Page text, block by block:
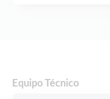
Equipo Técnico